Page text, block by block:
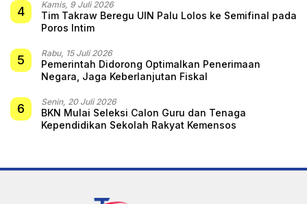
4 Kamis, 9 Juli 2026
Tim Takraw Beregu UIN Palu Lolos ke Semifinal pada
Poros Intim
5 Rabu, 15 Juli 2026
Pemerintah Didorong Optimalkan Penerimaan
Negara, Jaga Keberlanjutan Fiskal
6 Senin, 20 Juli 2026
BKN Mulai Seleksi Calon Guru dan Tenaga
Kependidikan Sekolah Rakyat Kemensos